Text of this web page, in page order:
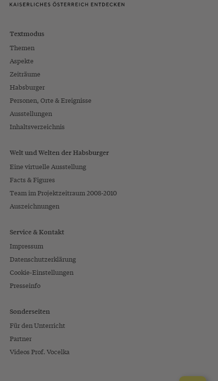
Textmodus
Themen
Aspekte
Zeiträume
Habsburger
Personen, Orte & Ereignisse
Ausstellungen
Inhaltsverzeichnis
Welt und Welten der Habsburger
Eine virtuelle Ausstellung
Facts & Figures
Team im Projektzeitraum 2008-2010
Auszeichnungen
Service & Kontakt
Impressum
Datenschutzerklärung
Cookie-Einstellungen
Presseinfo
Sonderseiten
Für den Unterricht
Partner
Videos Prof. Vocelka